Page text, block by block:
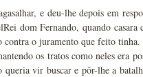
e deu-lhe depois em
dom Fernando, quando
o juramento que feito
os tratos como neles era
vir buscar e pôr-lhe a